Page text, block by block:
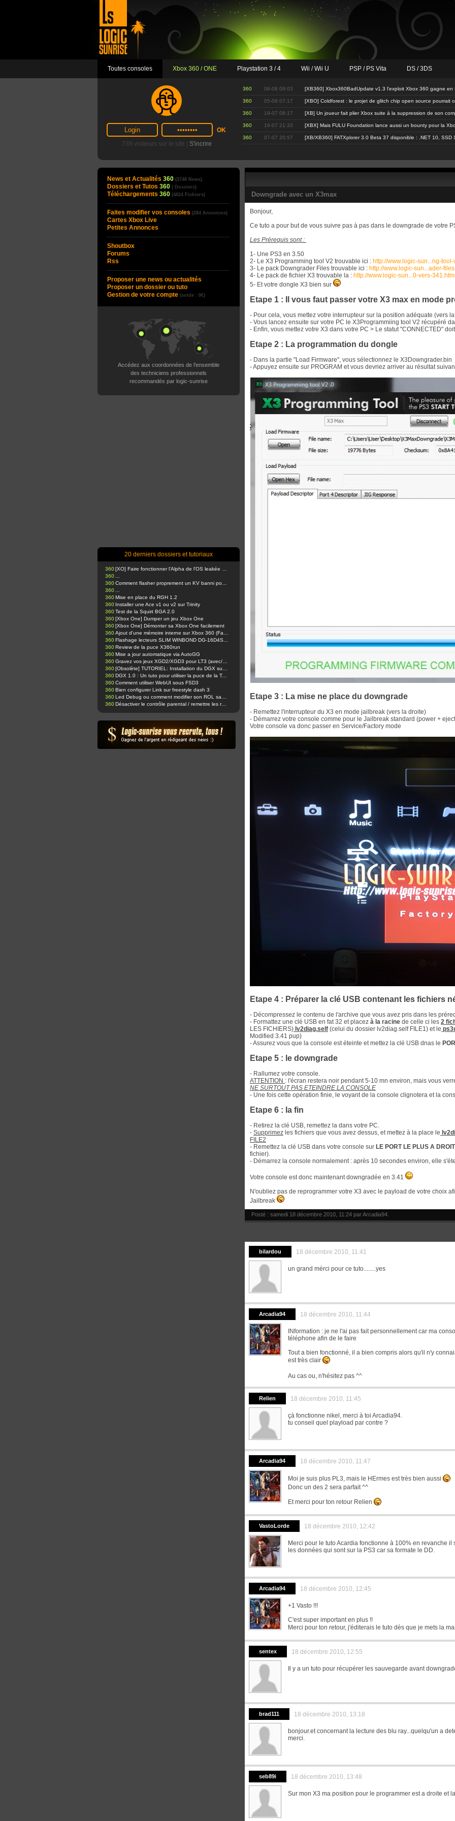
Toutes consoles Xbox 360 / ONE Playstation 3 / 4 Wii / Wii U PSP / PS Vita DS / 3DS
738 visiteurs sur le site | S'incrire
360 06-08 09:03 [XB360] Xbox360BadUpdate v1.3 l'exploit Xbox 360 gagne
360 05-08 07:17 [XBO] Coldforest : le projet de glitch chip open source pourrait
360 19-07 08:17 [XB] Un joueur fait plier Xbox suite à la suppression de son
360 16-07 21:33 [XBX] Mais FULU Foundation lance aussi un bounty pour la
360 07-07 20:57 [XB/XB360] FATXplorer 3.0 Beta 37 disponible : .NET 10,
News et Actualités 360 (3748 News)
Dossiers et Tutos 360 ( Dossiers)
Téléchargements 360 (4824 Fichiers)
Faites modifier vos consoles (284 Annonces)
Cartes Xbox Live
Petites Annonces
Shoutbox
Forums
Rss
Proposer une news ou actualités
Proposer un dossier ou tuto
Gestion de votre compte (solde : 0€)
Accédez aux coordonnées de l’ensemble
des techniciens professionnels
recommandés par logic-sunrise
20 derniers dossiers et tutoriaux
360
360
360
360
360Mise en place du RGH 1.2
360 Installer une Ace v1 ou v2 sur Trinity
360Test de la Squirt BGA 2.0
360[Xbox One] Dumper un jeu Xbox One
360[Xbox One] Démonter sa Xbox One facilement
360
360
360Review de la puce X360run
360Mise a jour automatique via AutoGG
360
360
360
DGX 1.0 : Un tuto pour utiliser la puce de la Team Xecuter
360Comment utiliser WebUI sous FSD3
360Bien configurer Link sur freestyle dash 3
360
360
Désactiver le contrôle parental / remettre les réglages d'usine.
Downgrade avec un X3max
Bonjour,
Ce tuto a pour but de vous suivre pas à pas dans le downgrade de votre
Les Prérequis sont :
1- Une PS3 en 3.50
2- Le X3 Programming tool V2 trouvable ici : http://www.logic-sun...ng-
3- Le pack Downgrader Files trouvable ici : http://www.logic-sun...ader-
4- Le pack de fichier X3 trouvable la : http://www.logic-sun...0-vers-
5- Et votre dongle X3 bien sur
Etape 1 : Il vous faut passer votre X3 max en mode
- Pour cela, vous mettez votre interrupteur sur la position adéquate (vers
- Vous lancez ensuite sur votre PC le X3Programmiing tool V2 récupéré
- Enfin, vous mettez votre X3 dans votre PC > Le statut "CONNECTED"
Etape 2 : La programmation du dongle
- Dans la partie "Load Firmware", vous sélectionnez le
- Appuyez ensuite sur PROGRAM et vous devriez arriver au résultat
Etape 3 : La mise ne place du downgrade
- Remettez l'interrupteur du X3 en mode jailbreak (vers la droite)
- Démarrez votre console comme pour le Jailbreak standard (power +
Votre console va donc passer en Service/Factory mode
Etape 4 : Préparer la clé USB contenant les fichiers
- Décompressez le contenu de l'archive que vous avez pris dans les
- Formattez une clé USB en fat 32 et placez à la racine de celle ci les 2
LES FICHIERS) lv2diag.self (celui du dossier lv2diag.self FILE1) et le
Modified 3.41 pup)
- Assurez vous que la console est éteinte et mettez la clé USB dnas le
Etape 5 : le downgrade
- Rallumez votre console.
ATTENTION : l'écran restera noir pendant 5-10 mn environ, mais vous
NE SURTOUT PAS ETEINDRE LA CONSOLE
- Une fois cette opération finie, le voyant de la console clignotera et la
Etape 6 : la fin
- Retirez la clé USB, remettez la dans votre PC.
- Supprimez les fichiers que vous avez dessus, et mettez à la place le
FILE2
- Remettez la clé USB dans votre console sur LE PORT LE PLUS A
fichier).
- Démarrez la console normalement : après 10 secondes environ, elle
Votre console est donc maintenant downgradée en 3.41
N'oubliez pas de reprogrammer votre X3 avec le payload de votre choix
Jailbreak
Posté : samedi 18 décembre 2010, 11:24 parArcadia94
bilardou 18 décembre 2010, 11:41
un grand mérci pour ce tuto........yes
Arcadia94 18 décembre 2010, 11:44
INformation : je ne l'ai pas fait personnellement car ma
téléphone afin de le faire
Tout a bien fonctionné, il a bien compris alors qu'il n'y
est très clair
Au cas ou, n'hésitez pas ^^
Relien 18 décembre 2010, 11:45
çà fonctionne nikel, merci à toi Arcadia94.
tu conseil quel playload par contre ?
Arcadia94 18 décembre 2010, 11:47
Moi je suis plus PL3, mais le HErmes est très bien aussi
Donc un des 2 sera parfait ^^
Et merci pour ton retour Relien
VastoLorde 18 décembre 2010, 12:42
Merci pour le tuto Acardia fonctionne à 100% en revanche
les données qui sont sur la PS3 car sa formate le DD.
Arcadia94 18 décembre 2010, 12:45
+1 Vasto !!!
C'est super important en plus !!
Merci pour ton retour, j'éditerais le tuto dès que je mets la
sentex 18 décembre 2010, 12:55
Il y a un tuto pour récupérer les sauvegarde avant
brad111 18 décembre 2010, 13:18
bonjour.et concernant la lecture des blu ray...quelqu'un a
merci.
seb89i 18 décembre 2010, 13:48
Sur mon X3 ma position pour le programmer est a droite et